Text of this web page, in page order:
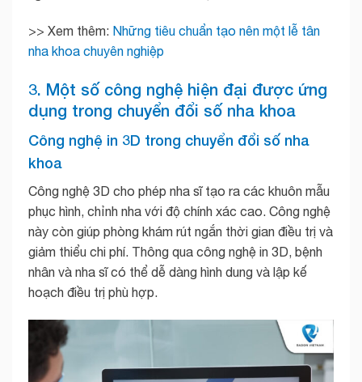
>> Xem thêm: Những tiêu chuẩn tạo nên một lễ tân
nha khoa chuyên nghiệp
3. Một số công nghệ hiện đại được ứng
dụng trong chuyển đổi số nha khoa
Công nghệ in 3D trong chuyển đổi số nha
khoa
Công nghệ 3D cho phép nha sĩ tạo ra các khuôn mẫu
phục hình, chỉnh nha với độ chính xác cao. Công nghệ
này còn giúp phòng khám rút ngắn thời gian điều trị và
giảm thiểu chi phí. Thông qua công nghệ in 3D, bệnh
nhân và nha sĩ có thể dễ dàng hình dung và lập kế
hoạch điều trị phù hợp.